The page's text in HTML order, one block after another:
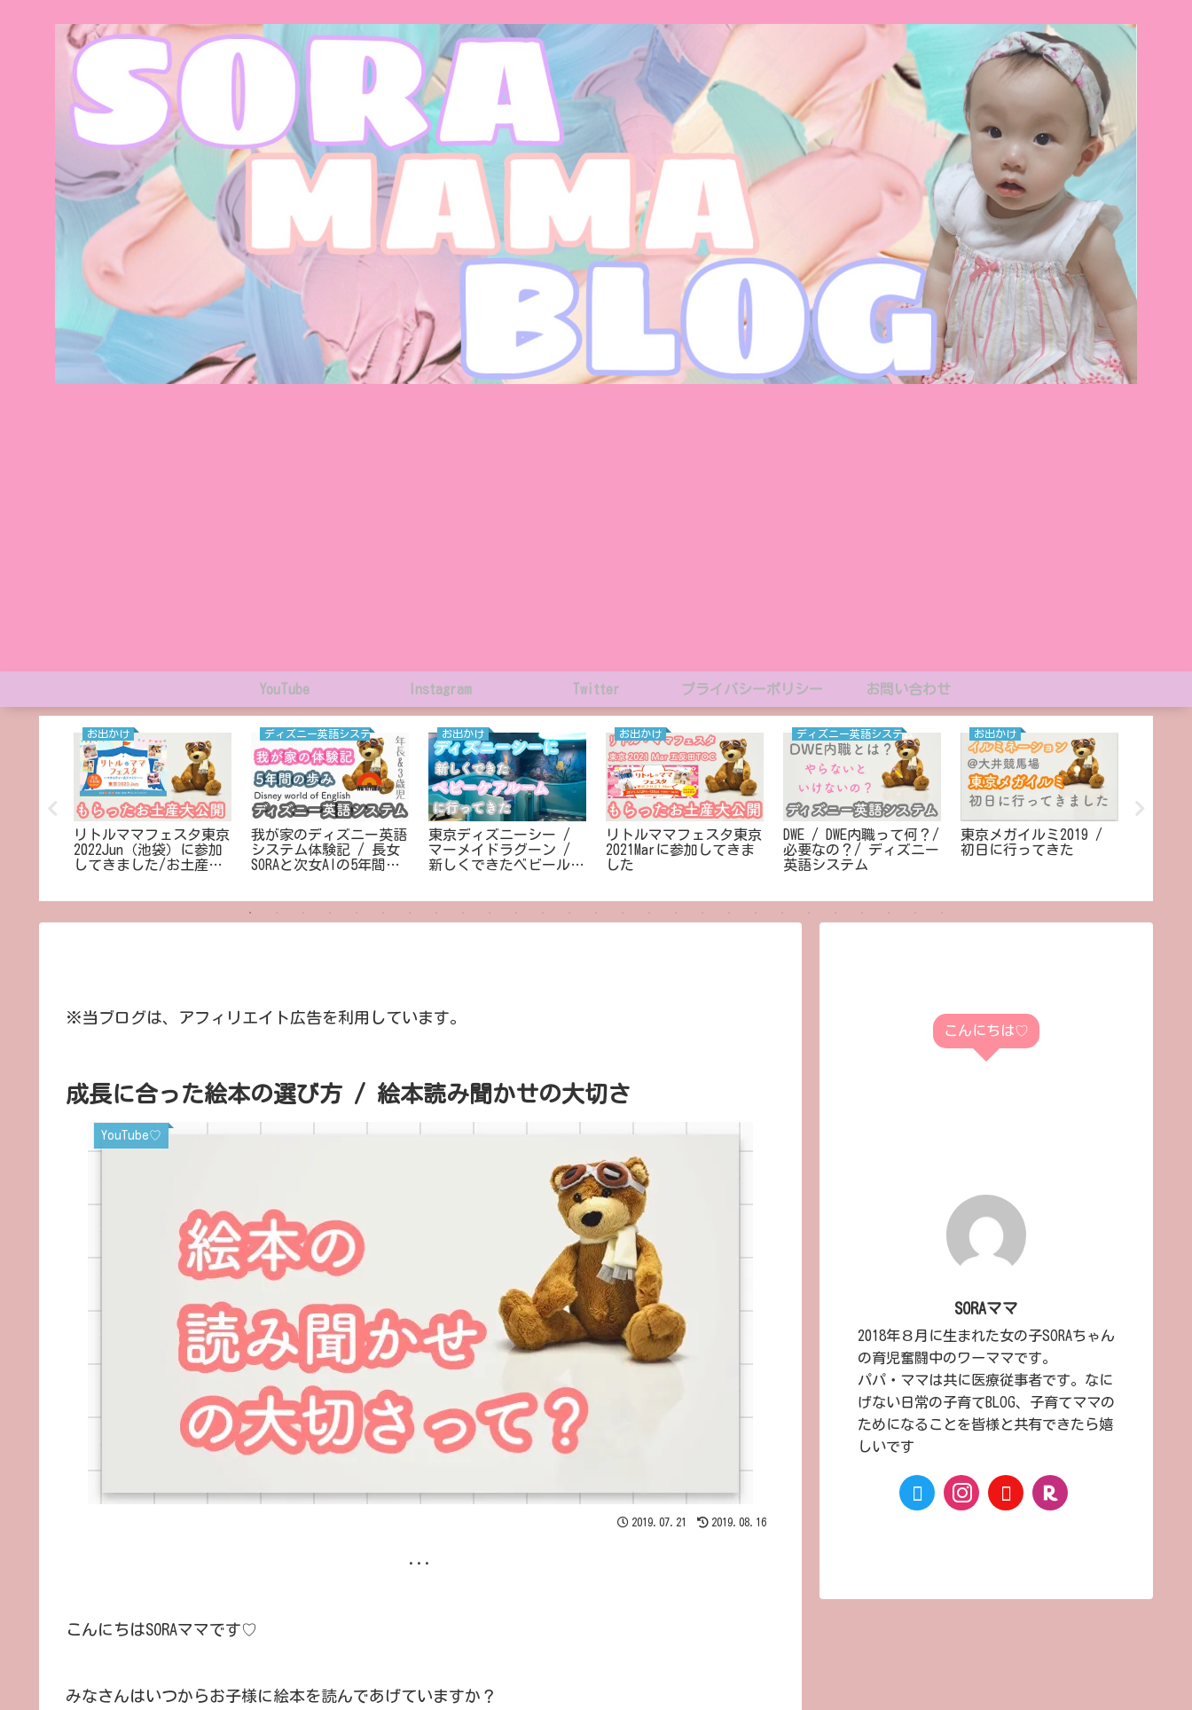
YouTube Instagram Twitter プライバシーポリシー お問い合わせ
お出かけ
リトルママフェスタ東京
2022Jun（池袋）に参加
してきました/お土産大
ディズニー英語システム
我が家のディズニー英語
システム体験記 / 長女
SORAと次女AIの5年間の
お出かけ
東京ディズニーシー /
マーメイドラグーン /
新しくできたベビールー
お出かけ
リトルママフェスタ東京
2021Marに参加してきま
した
ディズニー英語システム
DWE / DWE内職って何？/
必要なの？/ ディズニー
英語システム
お出かけ
東京メガイルミ2019 /
初日に行ってきた
※当ブログは、アフィリエイト広告を利用しています。
成長に合った絵本の選び方 / 絵本読み聞かせの大切さ
YouTube♡
2019.07.21 2019.08.16
...
こんにちはSORAママです♡
みなさんはいつからお子様に絵本を読んであげていますか？
こんにちは♡
SORAママ
2018年８月に生まれた女の子SORAちゃん
の育児奮闘中のワーママです。
パパ・ママは共に医療従事者です。なに
げない日常の子育てBLOG、子育てママの
ためになることを皆様と共有できたら嬉
しいです